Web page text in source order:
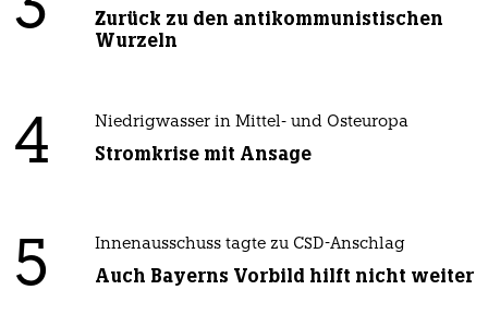
Zurück zu den antikommunistischen
Wurzeln
4 Niedrigwasser in Mittel- und Osteuropa
Stromkrise mit Ansage
5 Innenausschuss tagte zu CSD-Anschlag
Auch Bayerns Vorbild hilft nicht weiter